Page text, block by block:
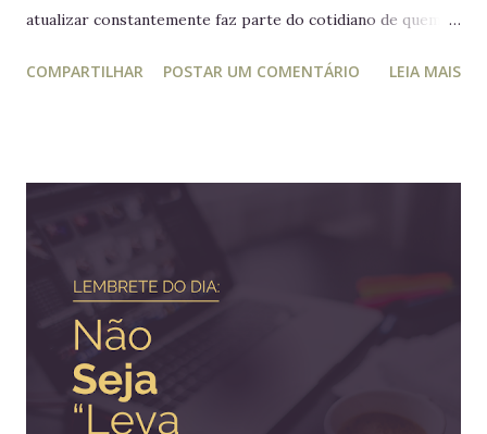
atualizar constantemente faz parte do cotidiano de quem
planejamento e gestão a leitura e atualização frequente é
territórios alheios, mas nenhum deles tinha ido tão longe a
ponto de cruzar um oceano para viver e reinar do outro
lado do mundo. Embora os europeus dominassem colônias
imensas em diversos continentes, até aquele momento
nenhum rei havia colocado os pés em seus territórios
COMPARTILHAR POSTAR UM COMENTÁRIO LEIA MAIS